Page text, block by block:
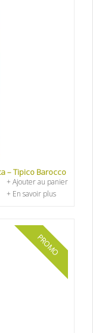
– Tipico Barocco
+ Ajouter au panier
+ En savoir plus
PROMO